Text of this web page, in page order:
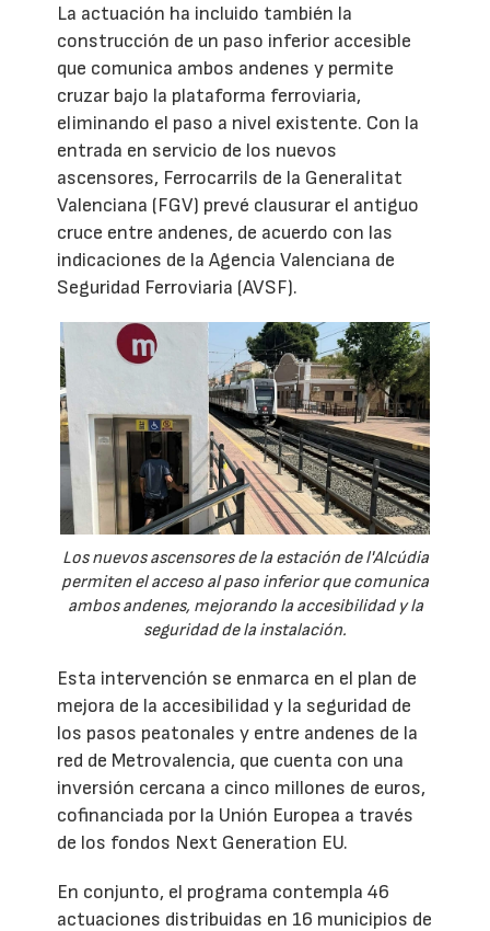
La actuación ha incluido también la
construcción de un paso inferior accesible
que comunica ambos andenes y permite
cruzar bajo la plataforma ferroviaria,
eliminando el paso a nivel existente. Con la
entrada en servicio de los nuevos
ascensores, Ferrocarrils de la Generalitat
Valenciana (FGV) prevé clausurar el antiguo
cruce entre andenes, de acuerdo con las
indicaciones de la Agencia Valenciana de
Seguridad Ferroviaria (AVSF).
Los nuevos ascensores de la estación de l'Alcúdia
permiten el acceso al paso inferior que comunica
ambos andenes, mejorando la accesibilidad y la
seguridad de la instalación.
Esta intervención se enmarca en el plan de
mejora de la accesibilidad y la seguridad de
los pasos peatonales y entre andenes de la
red de Metrovalencia, que cuenta con una
inversión cercana a cinco millones de euros,
cofinanciada por la Unión Europea a través
de los fondos Next Generation EU.
En conjunto, el programa contempla 46
actuaciones distribuidas en 16 municipios de